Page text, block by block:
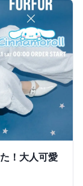
！大人可愛